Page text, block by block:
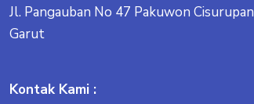
Jl. Pangauban No 47 Pakuwon Cisurupan
Garut
Kontak Kami :